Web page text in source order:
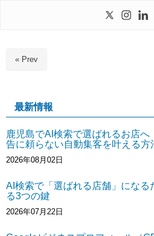
« Prev
最新情報
鹿児島でAI検索で選ばれるお店
告に頼らない自動集客を叶える方
2026年08月02日
AI検索で「選ばれる店舗」になる
る3つの鍵
2026年07月22日